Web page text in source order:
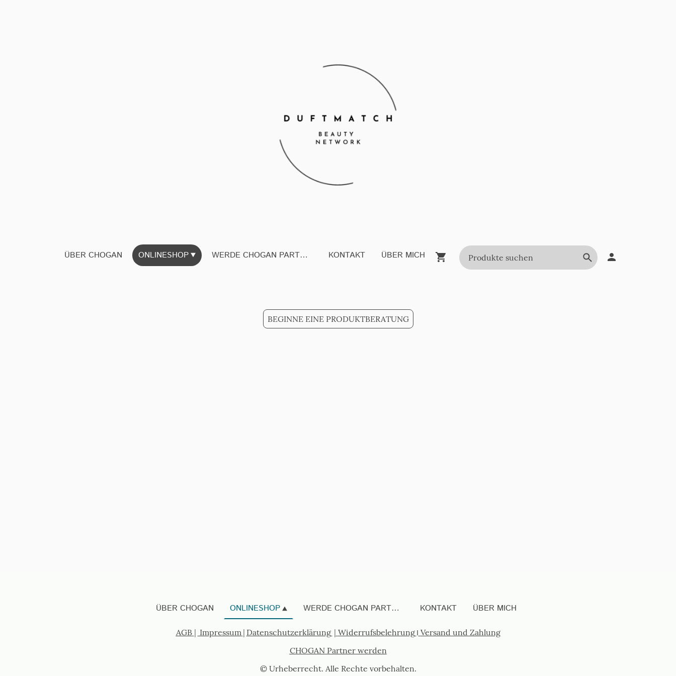
ÜBER CHOGAN ONLINESHOP WERDE CHOGAN PARTNER KONTAKT ÜBER MICH
BEGINNE EINE PRODUKTBERATUNG
ÜBER CHOGAN ONLINESHOP WERDE CHOGAN PARTNER KONTAKT ÜBER MICH
AGB | Impressum | Datenschutzerklärung | Widerrufsbelehrung I Versand und Zahlung
CHOGAN Partner werden
© Urheberrecht. Alle Rechte vorbehalten.